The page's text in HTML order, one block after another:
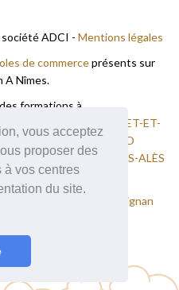
vous acceptez
proposer des
à vos centres
du site.
ADCI - Mentions légales
de commerceprésents sur
A Nîmes.
formations à
BOISSET-ET-
MONTUEUX MILHAUD
SAINT-CHRISTOL-LÈS-ALÈS
UZÈS
Formation Perpignan